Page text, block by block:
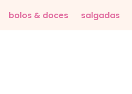
bolos & doces salgadas